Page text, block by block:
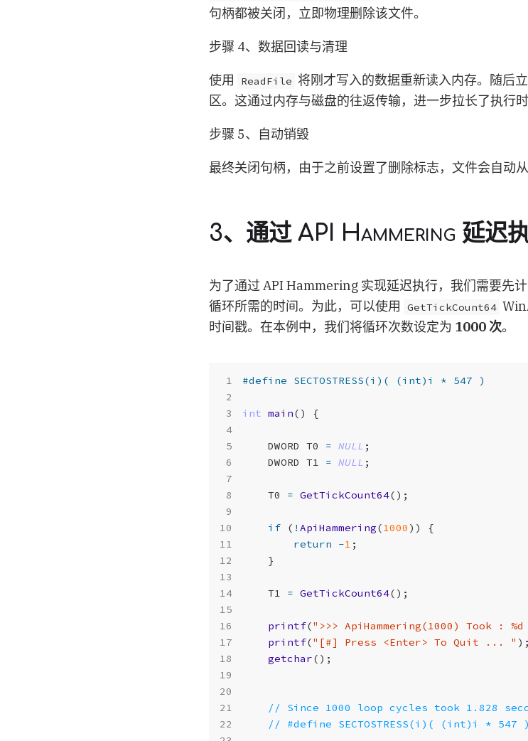
句柄都被关闭，立即物理删除该文件。
步骤 4、数据回读与清理
使用 ReadFile 将刚才写入的数据重新读入内存。随后
区。这通过内存与磁盘的往返传输，进一步拉长了执行时
步骤 5、自动销毁
最终关闭句柄，由于之前设置了删除标志，文件会自动
3、通过 API Hammering 延迟
为了通过 API Hammering 实现延迟执行，我们需要先
循环所需的时间。为此，可以使用
GetTickCount64
时间戳。在本例中，我们将循环次数设定为 1000 次。
int main() {
DWORD T0 = NULL ;
DWORD
T1 = NULL ;
T0 = GetTickCount64();
if ( !ApiHammering(1000 ))
{
return
-1 ;
}
T1 = GetTickCount64();
printf(">>> ApiHammering(1000) Took :
printf("[#] Press <Enter> To Quit ... " );
getchar();